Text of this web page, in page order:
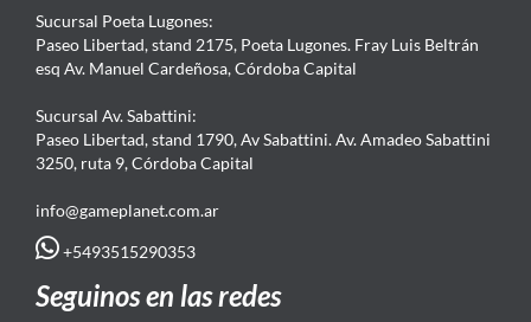
Sucursal Poeta Lugones:
Paseo Libertad, stand 2175, Poeta Lugones. Fray Luis Beltrán
esq Av. Manuel Cardeñosa, Córdoba Capital
Sucursal Av. Sabattini:
Paseo Libertad, stand 1790, Av Sabattini. Av. Amadeo Sabattini
3250, ruta 9, Córdoba Capital
info@gameplanet.com.ar
+5493515290353
Seguinos en las redes